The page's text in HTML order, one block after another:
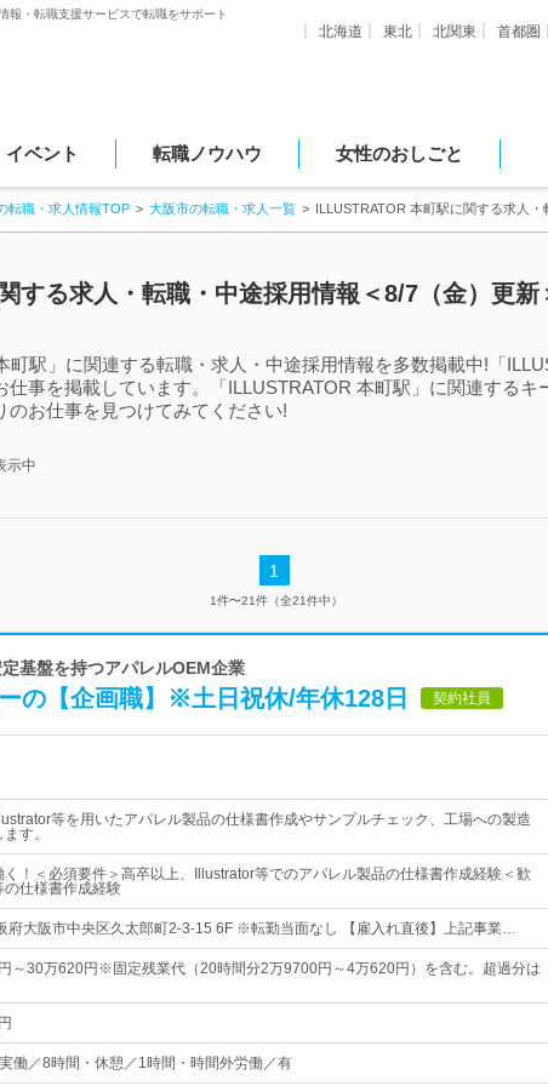
報・転職支援サービスで転職をサポート
北海道 東北 北関東 首都圏
ベント 転職ノウハウ 女性のおしごと
転職・求人情報TOP 大阪市の転職・求人一覧 ILLUSTRATOR 本町駅に関する求人
する求人・転職・中途採用情報＜8/7（金）更新
町駅」に関連する転職・求人・中途採用情報を多数掲載中!「
事を掲載しています。「ILLUSTRATOR 本町駅」に関連する
のお仕事を見つけてみてください!
示中
1
1件〜21件（全21件中）
基盤を持つアパレルOEM企業
の【企画職】※土日祝休/年休128日 契約社員
等を用いたアパレル製品の仕様書作成やサンプルチェック、工場への製造
す。
！＜必須要件＞高卒以上、Illustrator等でのアパレル製品の仕様書作成経験＜歓
仕様書作成経験
府大阪市中央区久太郎町2-3-15 6F ※転勤当面なし 【雇入れ直後】上記事業…
～30万620円※固定残業代（20時間分2万9700円～4万620円）を含む。超過分は
働／8時間・休憩／1時間・時間外労働／有